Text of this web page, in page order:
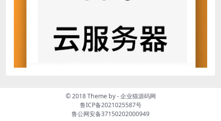
© 2018 Theme by -企业猫源码网
鲁ICP备2021025587号
鲁公网安备37150202000949